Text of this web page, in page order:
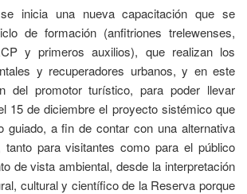
inicia una nueva capacitación que se
de formación (anfitriones trelewenses,
y primeros auxilios), que realizan los
y recuperadores urbanos, y en este
del promotor turístico, para poder llevar
15 de diciembre el proyecto sistémico que
guiado, a fin de contar con una alternativa
para visitantes como para el público
de vista ambiental, desde la interpretación
cultural y científico de la Reserva porque